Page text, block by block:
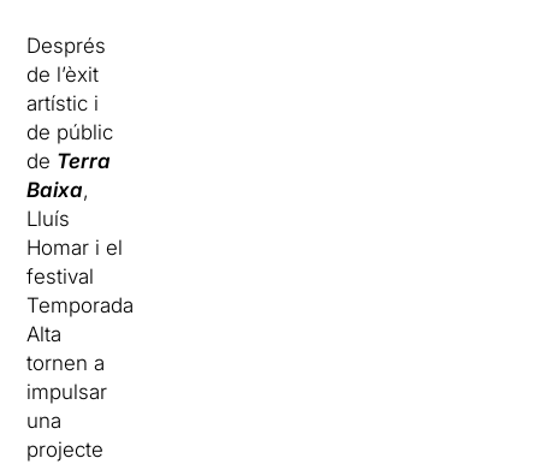
Després
de l’èxit
artístic i
de públic
de Terra
Baixa,
Lluís
Homar i el
festival
Temporada
Alta
tornen a
impulsar
una
projecte